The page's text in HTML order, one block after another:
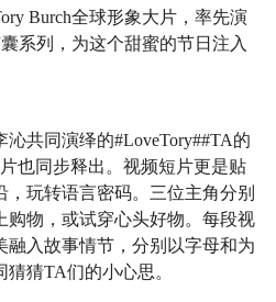
Burch全球形象大片，率先演
系列，为这个甜蜜的节日注入
共同演绎的#LoveTory##TA的
也同步释出。视频短片更是贴
玩转语言密码。三位主角分别
购物，或试穿心头好物。每段视
融入故事情节，分别以字母和为
猜TA们的小心思。